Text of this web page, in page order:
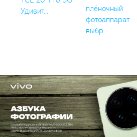
Удивит...
плёночный
фотоаппарат
выбр...